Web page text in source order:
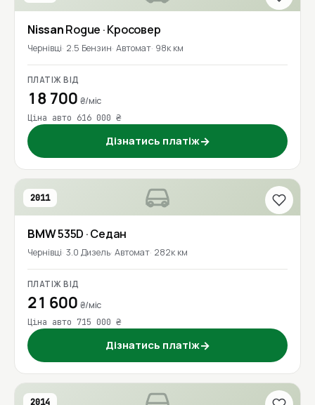
NissanRogue · Кросовер
Чернівці 2.5 Бензин Автомат 98к км
ПЛАТІЖ ВІД
18 700 ₴/міс
Ціна авто 616 000 ₴
Дізнатись платіж→
2011
BMW535D · Седан
Чернівці 3.0 Дизель Автомат 282к км
ПЛАТІЖ ВІД
21 600 ₴/міс
Ціна авто 715 000 ₴
Дізнатись платіж→
2014